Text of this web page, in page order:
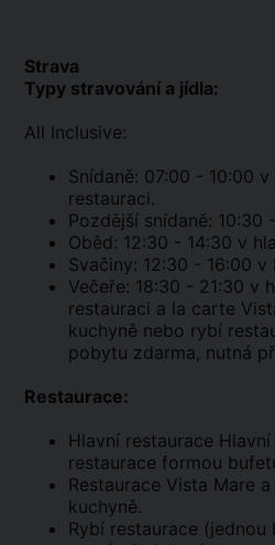
Strava
Typy stravování a jídla:
All Inclusive:
Snídaně: 07:00 - 10:00
restauraci.
Pozdější snídaně: 10:30
Oběd: 12:30 - 14:30 v
Svačiny: 12:30 - 16:00 v
Večeře: 18:30 - 21:30 v
restauraci a la carte
kuchyně nebo rybí
pobytu zdarma, nutná
Restaurace:
Hlavní restaurace
restaurace formou
Restaurace Vista Mare
kuchyně.
Rybí restaurace